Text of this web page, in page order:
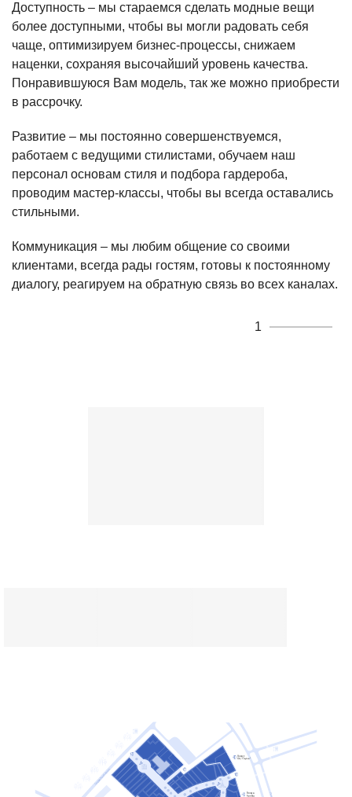
Доступность – мы стараемся сделать модные вещи
более доступными, чтобы вы могли радовать себя
чаще, оптимизируем бизнес-процессы, снижаем
наценки, сохраняя высочайший уровень качества.
Понравившуюся Вам модель, так же можно приобрести
в рассрочку.
Развитие – мы постоянно совершенствуемся,
работаем с ведущими стилистами, обучаем наш
персонал основам стиля и подбора гардероба,
проводим мастер-классы, чтобы вы всегда оставались
стильными.
Коммуникация – мы любим общение со своими
клиентами, всегда рады гостям, готовы к постоянному
диалогу, реагируем на обратную связь во всех каналах.
1